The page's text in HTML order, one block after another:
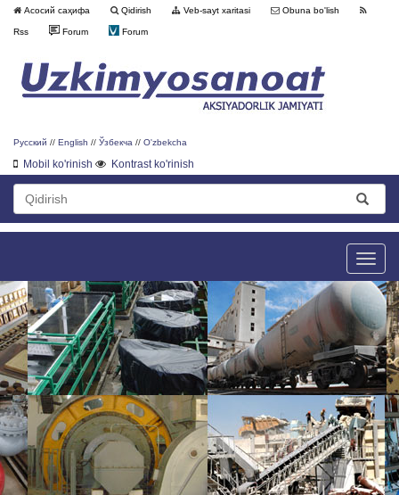
Асосий саҳифа Qidirish Veb-sayt xaritasi Obuna bo'lish
Rss Forum Forum
Русский // English // Ўзбекча // O'zbekcha
Mobil ko'rinish Kontrast ko'rinish
Toggle